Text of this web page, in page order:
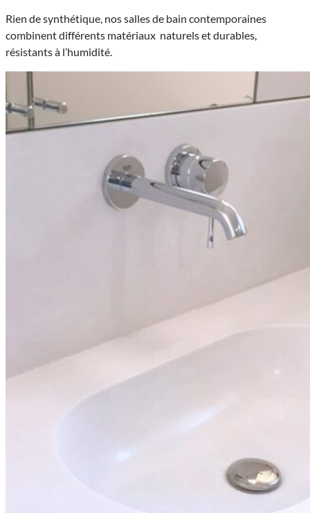
Rien de synthétique, nos salles de bain contemporaines
combinent différents matériaux naturels et durables,
résistants à l’humidité.